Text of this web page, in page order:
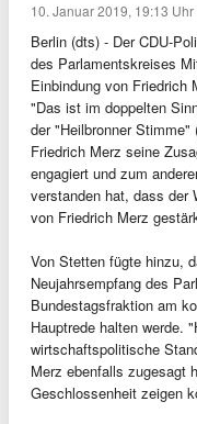
10. Januar 2019, 19:13 Uhr
Berlin (dts) - Der CDU-
des Parlamentskreises
Einbindung von Friedrich
"Das ist im doppelten
der "Heilbronner
Friedrich Merz seine
engagiert und zum
verstanden hat, dass der
von Friedrich Merz
Von Stetten fügte hinzu,
Neujahrsempfang des
Bundestagsfraktion am
Hauptrede halten werde.
wirtschaftspolitische
Merz ebenfalls zugesagt
Geschlossenheit zeigen